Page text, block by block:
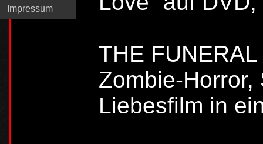
Impressum
THE
Zombie-
Liebesfilm in